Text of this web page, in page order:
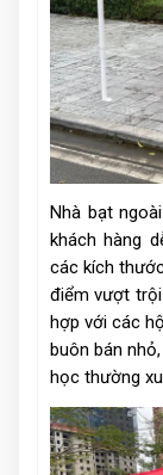
Nhà bạt
khách hàng
các kích
điểm vượt
hợp với các
buôn bán
học thường